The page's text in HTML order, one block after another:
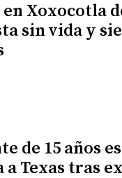
Xoxocotla
sin vida y
de 15 años es
a Texas tras